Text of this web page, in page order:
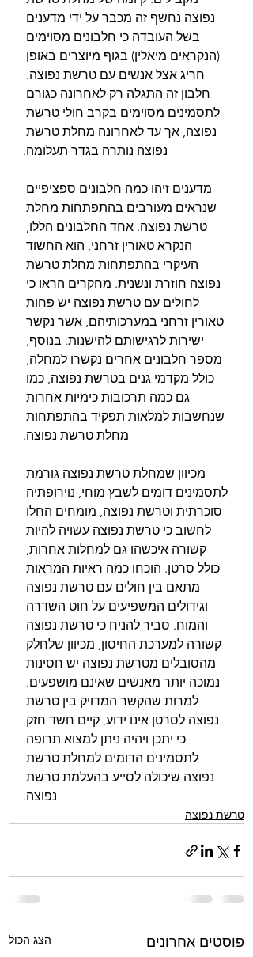
נפוצה נחשף זה מכבר על ידי מדענים
בשל העובדה כי חלבונים מסוימים
(הנקראים מיאלין) בגוף מיוצרים באופן
חריג אצל אנשים עם טרשת נפוצה.
חלבון זה התגלה רק לאחרונה כגורם
לתסמינים מסוימים בקרב חולי טרשת
נפוצה, אך עד לאחרונה מחלת טרשת
נפוצה נותרה בגדר תעלומה.
מדענים זיהו כמה חלבונים ספציפיים
שנראים מעורבים בהתפתחות מחלת
טרשת נפוצה. אחד החלבונים הללו,
הנקרא טאורין זרחני, הוא החשוד
העיקרי בהתפתחות מחלת טרשת
נפוצה חוזרת ונשנית. מחקרים הראו כי
לחולים עם טרשת נפוצה יש פחות
טאורין זרחני במערכותיהם, אשר נקשר
ישירות לרגישותם להישנות. בנוסף,
מספר חלבונים אחרים נקשרו למחלה,
כולל מקדמי גנים בטרשת נפוצה, כמו
גם כמה תרכובות כימיות אחרות
שנחשבות למלאות תפקיד בהתפתחות
מחלת טרשת נפוצה.
מכיוון שמחלת טרשת נפוצה גורמת
לתסמינים דומים לשבץ מוחי, נוירופתיה
סוכרתית וטרשת נפוצה, מומחים החלו
לחשוב כי טרשת נפוצה עשויה להיות
קשורה איכשהו גם למחלות אחרות,
כולל סרטן. הוכחו כמה ראיות המראות
מתאם בין חולים עם טרשת נפוצה
וגידולים המשפיעים על חוט השדרה
והמוח. סביר להניח כי טרשת נפוצה
קשורה למערכת החיסון, מכיוון שלחלק
מהסובלים מטרשת נפוצה יש חסינות
נמוכה יותר מאנשים שאינם מושפעים.
למרות שהקשר המדויק בין טרשת
נפוצה לסרטן אינו ידוע, קיים חשד חזק
כי יתכן ויהיה ניתן למצוא תרופה
לתסמינים הדומים למחלת טרשת
נפוצה שיכולה לסייע בהעלמת טרשת
נפוצה.
טרשת נפוצה
פוסטים אחרונים הצג הכול